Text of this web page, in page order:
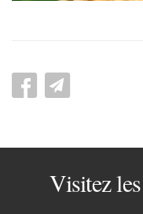
Visitez